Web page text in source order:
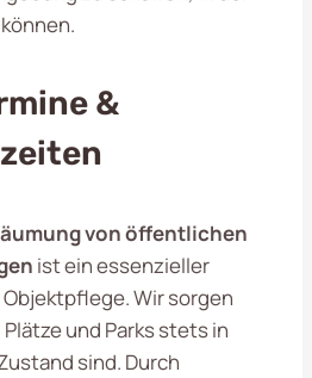
&
von öffentlichen
ist ein essenzieller
Wir sorgen
und Parks stets in
sind. Durch